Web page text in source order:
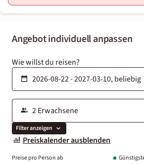
Angebot individuell anpassen
Wie willst du reisen?
Filter anzeigen
Preiskalender ausblenden
Preise pro Person ab